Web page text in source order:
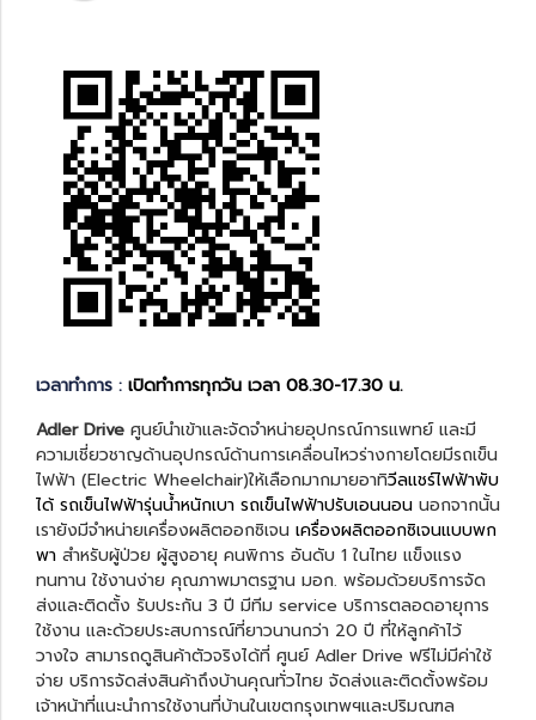
เวลาทำการ : เปิดทำการทุกวัน เวลา 08.30-17.30 น.
Adler Drive ศูนย์นำเข้าและจัดจำหน่ายอุปกรณ์การแพทย์ และมี
ความเชี่ยวชาญด้านอุปกรณ์ด้านการเคลื่อนไหวร่างกายโดยมีรถเข็น
ไฟฟ้า (Electric Wheelchair)ให้เลือกมากมายอาทิวีลแชร์ไฟฟ้าพับ
ได้ รถเข็นไฟฟ้ารุ่นน้ำหนักเบา รถเข็นไฟฟ้าปรับเอนนอน นอกจากนั้น
เรายังมีจำหน่ายเครื่องผลิตออกซิเจน เครื่องผลิตออกซิเจนแบบพก
พา สำหรับผู้ป่วย ผู้สูงอายุ คนพิการ อันดับ 1 ในไทย แข็งแรง
ทนทาน ใช้งานง่าย คุณภาพมาตรฐาน มอก. พร้อมด้วยบริการจัด
ส่งและติดตั้ง รับประกัน 3 ปี มีทีม service บริการตลอดอายุการ
ใช้งาน และด้วยประสบการณ์ที่ยาวนานกว่า 20 ปี ที่ให้ลูกค้าไว้
วางใจ สามารถดูสินค้าตัวจริงได้ที่ ศูนย์ Adler Drive ฟรีไม่มีค่าใช้
จ่าย บริการจัดส่งสินค้าถึงบ้านคุณทั่วไทย จัดส่งและติดตั้งพร้อม
เจ้าหน้าที่แนะนำการใช้งานที่บ้านในเขตกรุงเทพฯและปริมณฑล